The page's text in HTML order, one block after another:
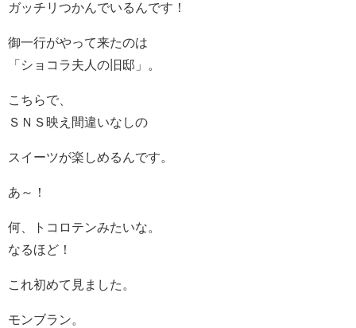
ガッチリつかんでいるんです！
御一行がやって来たのは
「ショコラ夫人の旧邸」。
こちらで、
ＳＮＳ映え間違いなしの
スイーツが楽しめるんです。
あ～！
何、トコロテンみたいな。
なるほど！
これ初めて見ました。
モンブラン。